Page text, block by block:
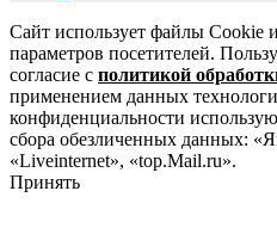
Сайт использует файлы Cookie
параметров посетителей.
согласие с политикой
применением данных
конфиденциальности
сбора обезличенных данных:
«Liveinternet», «top.Mail.ru».
Принять